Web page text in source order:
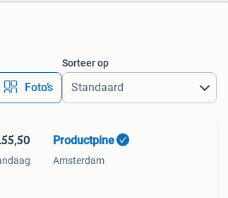
Foto’s
Sorteer op
Productpine
Amsterdam